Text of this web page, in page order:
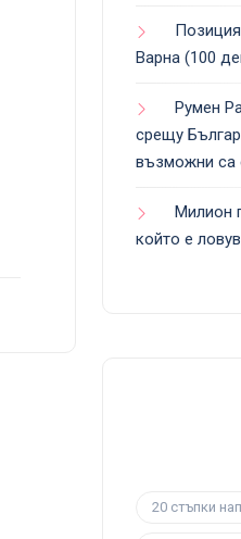
Варна (100
Румен
срещу
възможни са
Милион
който е
20 стъпки